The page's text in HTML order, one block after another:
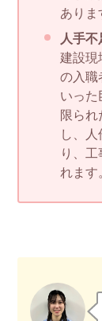
ありま
人手
建設現
の入職
いった
限られ
し、
り、
れます